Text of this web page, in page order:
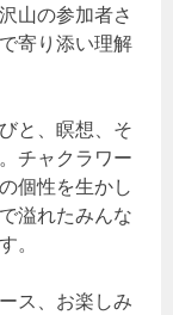
山の参加者さ
寄り添い理解
と、瞑想、そ
チャクラワー
個性を生かし
溢れたみんな
。
ス、お楽しみ